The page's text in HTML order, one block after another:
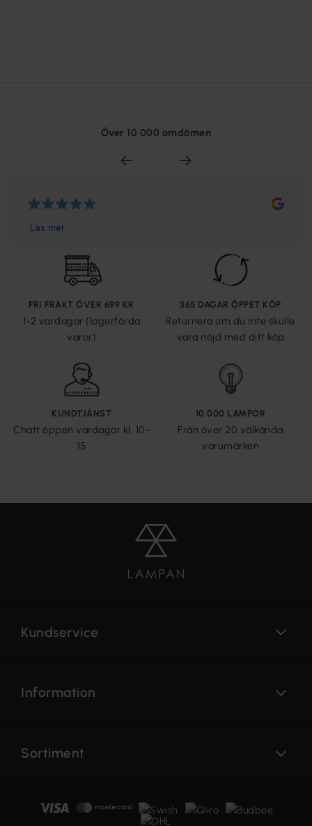
Över 10 000 omdömen
FRI FRAKT ÖVER 699 KR
1-2 vardagar (lagerförda
varor)
365 DAGAR ÖPPET KÖP
Returnera om du inte skulle
vara nöjd med ditt köp
KUNDTJÄNST
Chatt öppen vardagar kl. 10-
15
10 000 LAMPOR
Från över 20 välkända
varumärken
Kundservice
Information
Sortiment